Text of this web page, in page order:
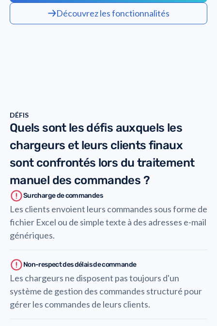
Découvrez les fonctionnalités
DÉFIS
Quels sont les défis auxquels les
chargeurs et leurs clients finaux
sont confrontés lors du traitement
manuel des commandes ?
Surcharge de commandes
Les clients envoient leurs commandes sous forme de
fichier Excel ou de simple texte à des adresses e-mail
génériques.
Non-respect des délais de commande
Les chargeurs ne disposent pas toujours d'un
système de gestion des commandes structuré pour
gérer les commandes de leurs clients.